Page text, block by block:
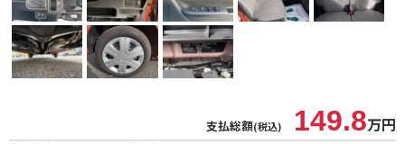
支払総額(税込) 149.8万円